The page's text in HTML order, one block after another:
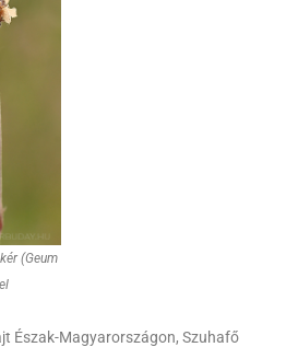
(Geum
Észak-Magyarországon, Szuhafő